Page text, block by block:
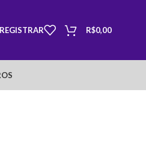
R$0,00